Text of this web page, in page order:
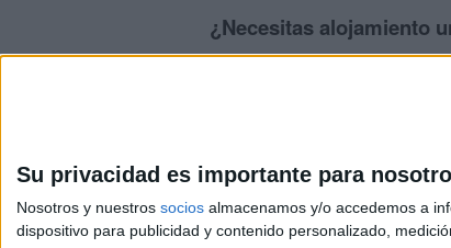
Su privacidad es importante para
Nosotros y nuestros socios almacenamos y/o accedemos a
dispositivo para publicidad y contenido personalizado,
¿Necesitas alojamiento
>> Residencias de estudiantes y